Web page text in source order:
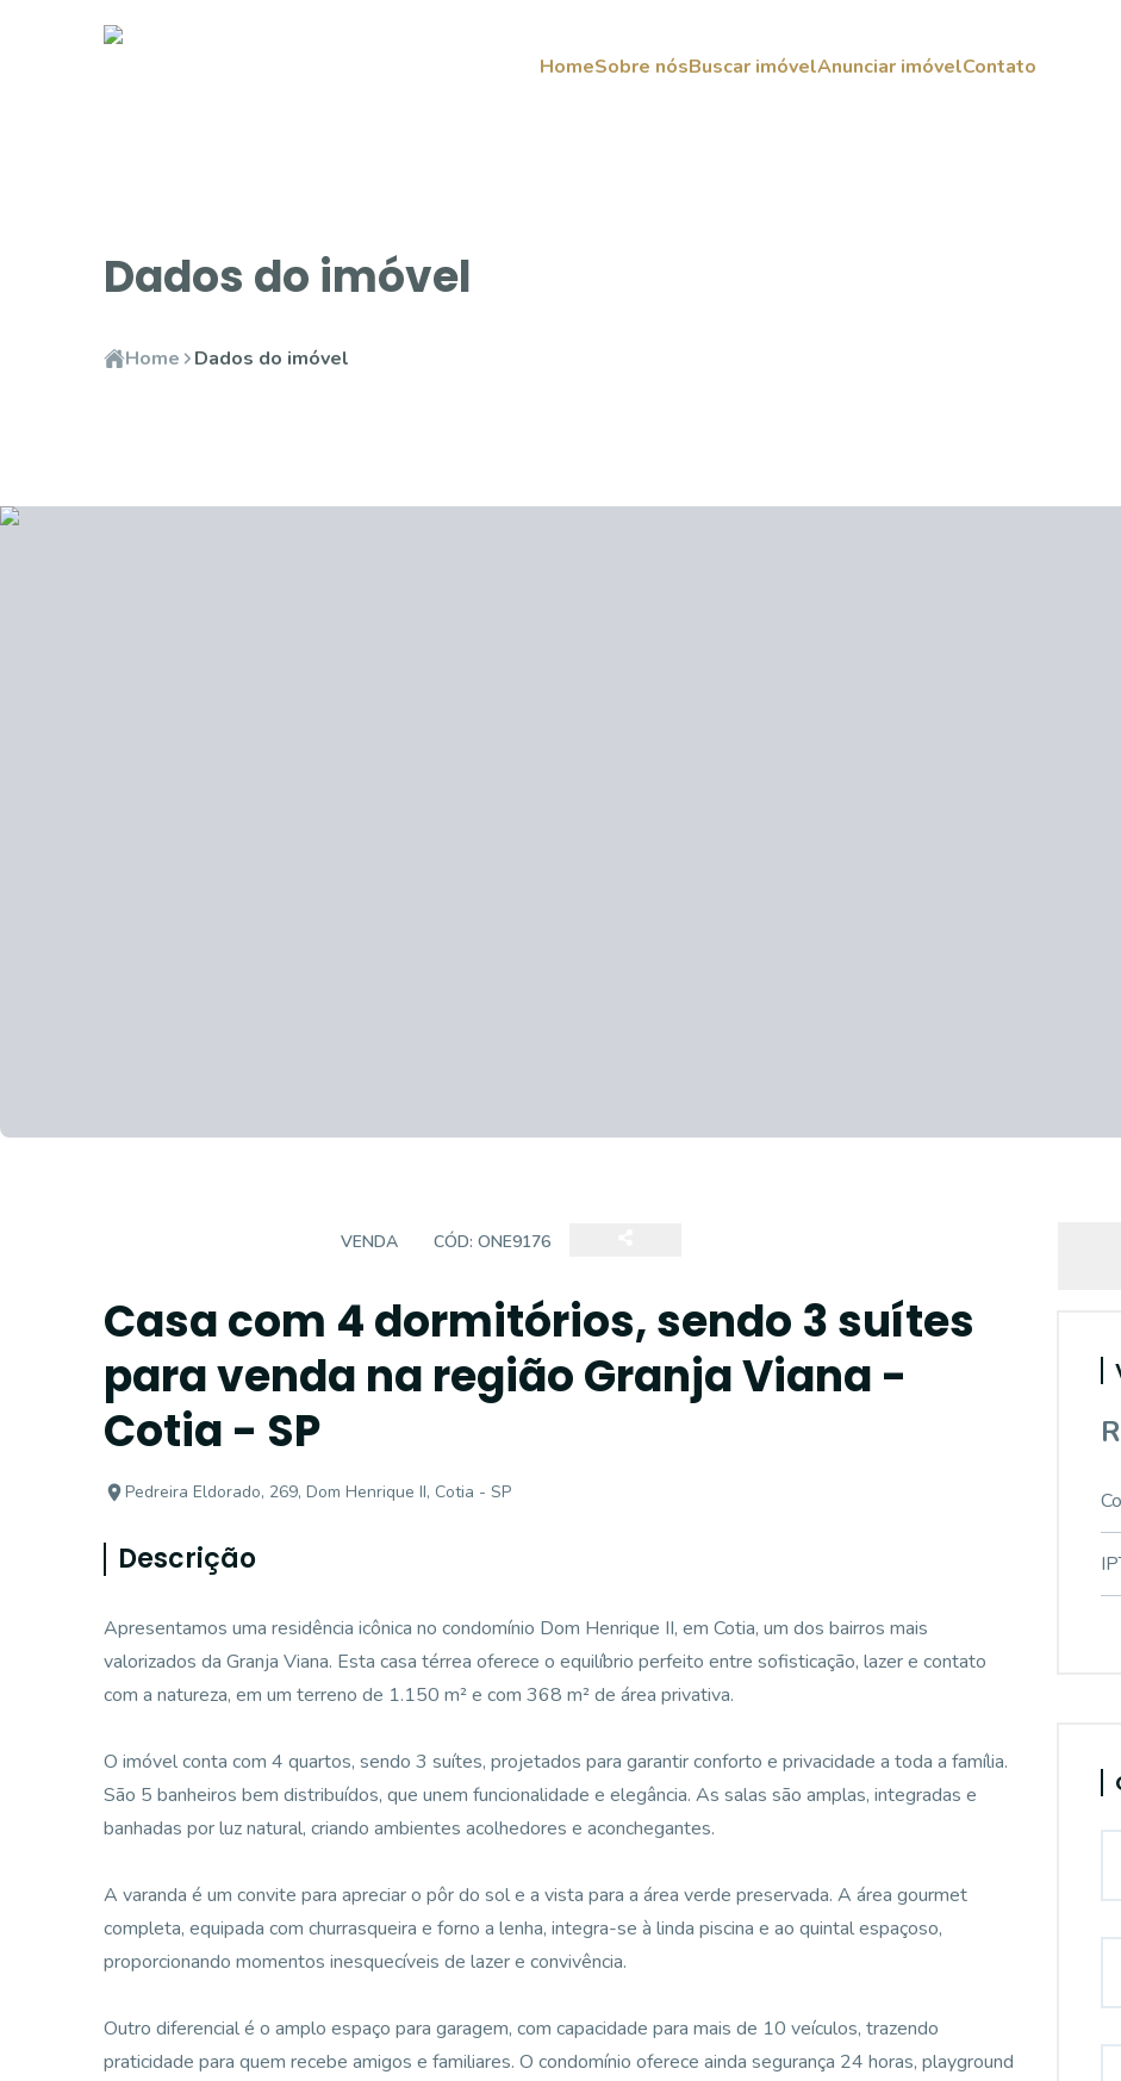
HomeSobre nósBuscar imóvelAnunciar imóvelContato
Dados do imóvel
Home Dados do imóvel
VENDA CÓD: ONE9176
Casa com 4 dormitórios, sendo 3 suítes
para venda na região Granja Viana -
Cotia - SP
Pedreira Eldorado, 269, Dom Henrique II, Cotia - SP
Descrição
Apresentamos uma residência icônica no condomínio Dom Henrique II, em Cotia, um dos bairros mais
valorizados da Granja Viana. Esta casa térrea oferece o equilíbrio perfeito entre sofisticação, lazer e contato
com a natureza, em um terreno de 1.150 m² e com 368 m² de área privativa.
O imóvel conta com 4 quartos, sendo 3 suítes, projetados para garantir conforto e privacidade a toda a família.
São 5 banheiros bem distribuídos, que unem funcionalidade e elegância. As salas são amplas, integradas e
banhadas por luz natural, criando ambientes acolhedores e aconchegantes.
A varanda é um convite para apreciar o pôr do sol e a vista para a área verde preservada. A área gourmet
completa, equipada com churrasqueira e forno a lenha, integra-se à linda piscina e ao quintal espaçoso,
proporcionando momentos inesquecíveis de lazer e convivência.
Outro diferencial é o amplo espaço para garagem, com capacidade para mais de 10 veículos, trazendo
praticidade para quem recebe amigos e familiares. O condomínio oferece ainda segurança 24 horas, playground